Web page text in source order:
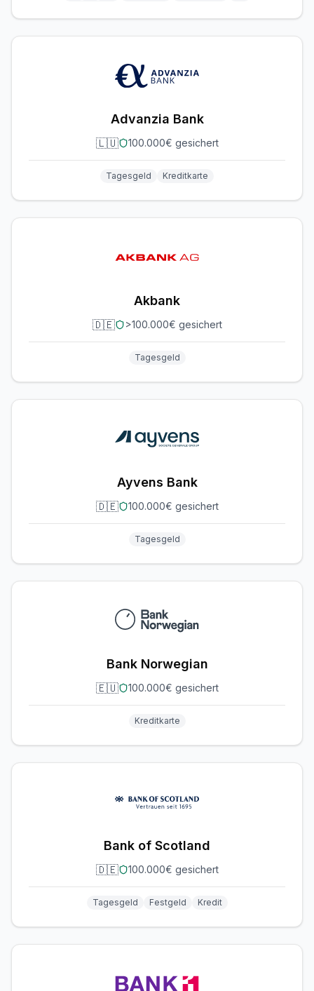
Advanzia Bank
🇱🇺 100.000€ gesichert
Tagesgeld Kreditkarte
Akbank
🇩🇪 >100.000€ gesichert
Tagesgeld
Ayvens Bank
🇩🇪 100.000€ gesichert
Tagesgeld
Bank Norwegian
🇪🇺 100.000€ gesichert
Kreditkarte
Bank of Scotland
🇩🇪 100.000€ gesichert
Tagesgeld Festgeld Kredit